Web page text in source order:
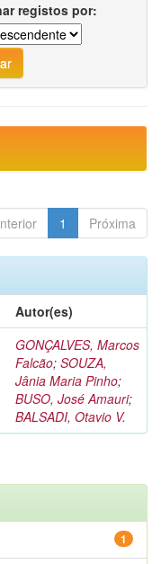
registos por:
1 Próxima
Autor(es)
GONÇALVES, Marcos
Falcão; SOUZA,
Jânia Maria Pinho;
BUSO, José Amauri;
BALSADI, Otavio V.
1